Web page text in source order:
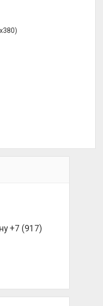
+7 (917)